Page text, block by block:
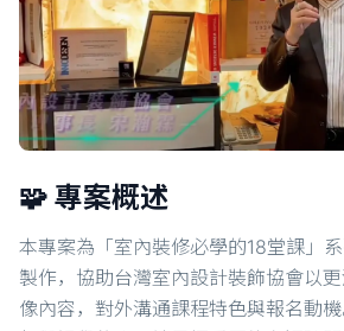
🧩 專案概述
本專案為「室內裝修必學的18堂課」
製作，協助台灣室內設計裝飾協會以
像內容，對外溝通課程特色與報名動